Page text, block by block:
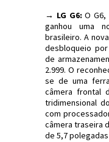
→ LG G6: O
ganhou uma
brasileiro. A
desbloqueio
de
2.999. O
se de uma
câmera frontal
tridimensional
com
câmera traseira
de 5,7